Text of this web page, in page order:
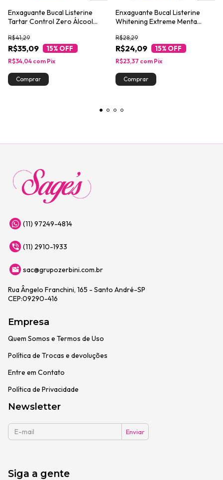
Enxaguante Bucal Listerine
Tartar Control Zero Álcool
R$35,09
R$41,29
15% OFF
R$34,04 com Pix
Enxaguante Bucal Listerine
Whitening Extreme Menta
R$24,09
R$28,29
15% OFF
R$23,37 com Pix
(11) 97249-4814
(11) 2910-1933
sac@grupozerbini.com.br
Rua Ângelo Franchini, 165 - Santo André-SP
CEP:09290-416
Empresa
Quem Somos e Termos de Uso
Política de Trocas e devoluções
Entre em Contato
Política de Privacidade
Newsletter
Siga a gente